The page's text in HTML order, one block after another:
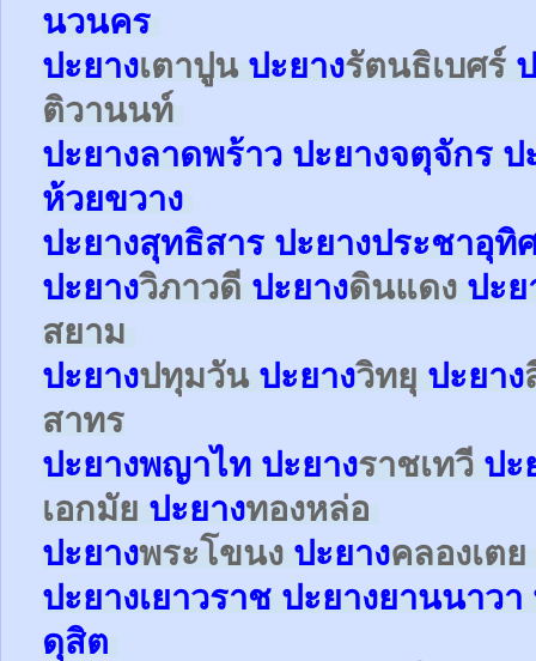
นวนคร
ปะยางเตาปูน ปะยางรัตนธิเบศร์
ติวานนท์
ปะยางลาดพร้าว ปะยางจตุจักร ป
ห้วยขวาง
ปะยางสุทธิสาร ปะยางประชาอุทิ
ปะยางวิภาวดี ปะยางดินแดง ปะย
สยาม
ปะยางปทุมวัน ปะยางวิทยุ ปะยาง
สาทร
ปะยางพญาไท ปะยางราชเทวี ปะ
เอกมัย ปะยางทองหล่อ
ปะยางพระโขนง ปะยางคลองเตย
ปะยางเยาวราช ปะยางยานนาวา
ดุสิต